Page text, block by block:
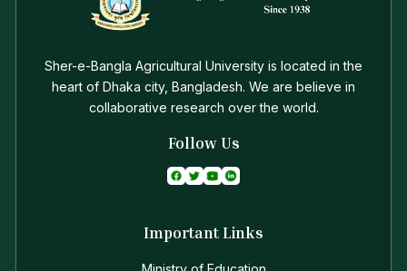
Sher-e-Bangla Agricultural University is located in the
heart of Dhaka city, Bangladesh. We are believe in
collaborative research over the world.
Follow Us
Important Links